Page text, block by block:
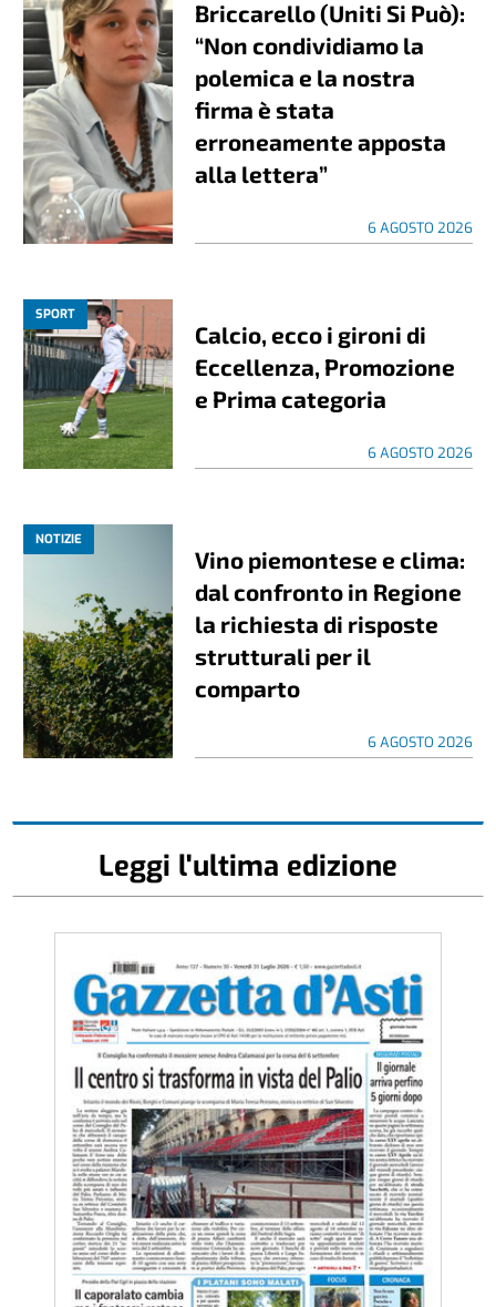
Briccarello (Uniti Si Può):
“Non condividiamo la
polemica e la nostra
firma è stata
erroneamente apposta
alla lettera”
6 AGOSTO 2026
SPORT
Calcio, ecco i gironi di
Eccellenza, Promozione
e Prima categoria
6 AGOSTO 2026
NOTIZIE
Vino piemontese e clima:
dal confronto in Regione
la richiesta di risposte
strutturali per il
comparto
6 AGOSTO 2026
Leggi l'ultima edizione